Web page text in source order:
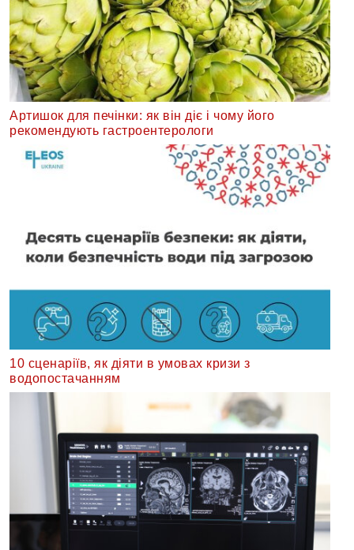
Артишок для печінки: як він діє і чому його
рекомендують гастроентерологи
10 сценаріїв, як діяти в умовах кризи з
водопостачанням